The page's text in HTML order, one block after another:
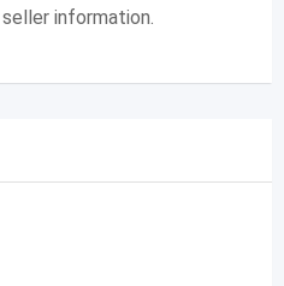
information.